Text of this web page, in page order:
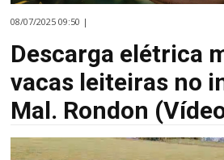
08/07/2025 09:50 |
Descarga elétrica
vacas leiteiras no
Mal. Rondon